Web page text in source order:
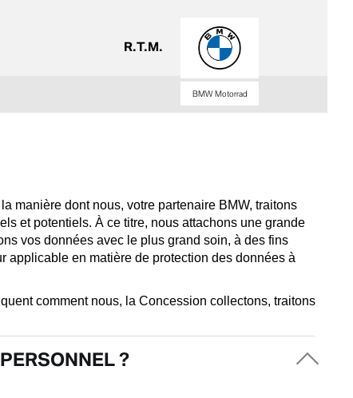
R.T.M.
BMW Motorrad
manière dont nous, votre partenaire BMW, traitons
et potentiels. À ce titre, nous attachons une grande
vos données avec le plus grand soin, à des fins
applicable en matière de protection des données à
comment nous, la Concession collectons, traitons
?